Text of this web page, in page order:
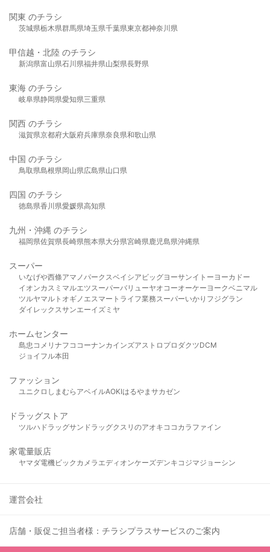
関東 のチラシ
茨城県栃木県群馬県埼玉県千葉県東京都神奈川県
甲信越・北陸 のチラシ
新潟県富山県石川県福井県山梨県長野県
東海 のチラシ
岐阜県静岡県愛知県三重県
関西 のチラシ
滋賀県京都府大阪府兵庫県奈良県和歌山県
中国 のチラシ
鳥取県島根県岡山県広島県山口県
四国 のチラシ
徳島県香川県愛媛県高知県
九州・沖縄 のチラシ
福岡県佐賀県長崎県熊本県大分県宮崎県鹿児島県沖縄県
スーパー
いなげや西條アマノパークスベイシア ビッグヨーサンイトーヨーカドー
イオンカスミ マルエツスーパーバリューヤオコーオーケー ヨークベニマル
ツルヤマルト オギノ エスマート ライフ業務スーパーいかり フジグラン
ダイレックスサンエーイズミヤ
ホームセンター
島忠 コメリ ナフコ コーナンカインズアストロプロダクツDCM
ジョイフル本田
ファッション
ユニクロ しまむら アベイルAOKIはるやま サカゼン
ドラッグストア
ツルハドラッグサンドラッグクスリのアオキ ココカラファイン
家電量販店
ヤマダ電機ビックカメラ エディオンケーズデンキ コジマジョーシン
運営会社
店舗・販促ご担当者様：チラシプラスサービスのご案内